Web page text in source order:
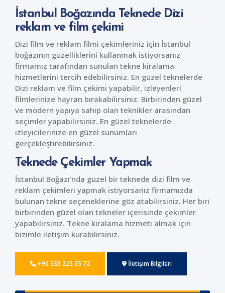
İstanbul Boğazında Teknede Dizi
reklam ve film çekimi
Dizi film ve reklam filmi çekimleriniz için İstanbul
boğazının güzelliklerini kullanmak istiyorsanız
firmamız tarafından sunulan tekne kiralama
hizmetlerini tercih edebilirsiniz. En güzel teknelerde
Dizi reklam ve film çekimi yapabilir, izleyenleri
filmlerinize hayran bırakabilirsiniz. Birbirinden güzel
ve modern yapıya sahip olan teknikler arasından
seçimler yapabilirsiniz. En güzel teknelerde
izleyicilerinize en güzel sunumları
gerçekleştirebilirsiniz.
Teknede Çekimler Yapmak
İstanbul Boğazı'nda güzel bir teknede dizi film ve
reklam çekimleri yapmak istiyorsanız firmamızda
bulunan tekne seçeneklerine göz atabilirsiniz. Her biri
birbirinden güzel olan tekneler içerisinde çekimler
yapabilirsiniz. Tekne kiralama hizmeti almak için
bizimle iletişim kurabilirsiniz.
+90 533 225 55 72 İletişim Bilgileri